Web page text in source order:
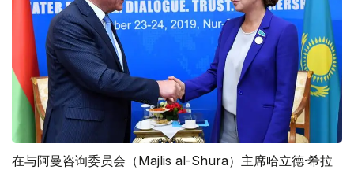
在与阿曼咨询委员会（Majlis al-Shura）主席哈立德·希拉